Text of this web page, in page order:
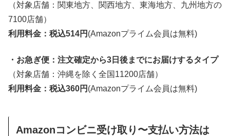
（対象店舗：関東地方、関西地方、東海地方、九州地方の
7100店舗）
利用料金：税込514円 (Amazonプライム会員は無料)
・お急ぎ便：注文確定から3日後までにお届けするタイプ
（対象店舗：沖縄を除く全国11200店舗）
利用料金：税込360円 (Amazonプライム会員は無料)
Amazonコンビニ受け取り〜支払い方法は